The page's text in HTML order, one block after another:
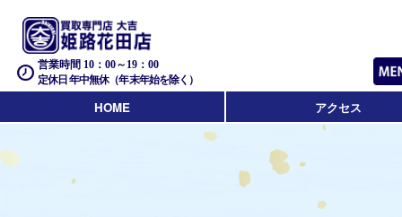
営業時間 10：00～19：00
定休日 年中無休（年末年始を除く）
HOME アクセス